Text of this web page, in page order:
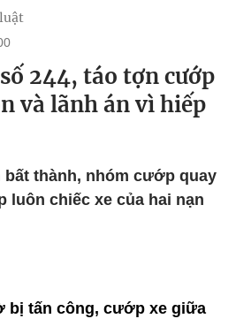
244, táo tợn cướp
và lãnh án vì hiếp
thành, nhóm cướp quay
luôn chiếc xe của hai nạn
bị tấn công, cướp xe giữa